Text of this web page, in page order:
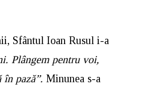
Sfântul Ioan Rusul i-a
Plângem pentru voi,
pază”. Minunea s-a